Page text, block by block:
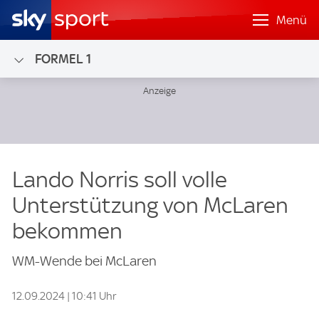
Menü
FORMEL 1
Lando Norris soll volle
Unterstützung von McLaren
bekommen
WM-Wende bei McLaren
12.09.2024 | 10:41 Uhr